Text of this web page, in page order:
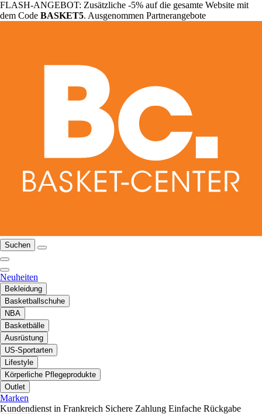
FLASH-ANGEBOT: Zusätzliche -5% auf die gesamte Website mit
dem Code BASKET5. Ausgenommen Partnerangebote
Suchen
Neuheiten
Bekleidung
Basketballschuhe
NBA
Basketbälle
Ausrüstung
US-Sportarten
Lifestyle
Körperliche Pflegeprodukte
Outlet
Marken
Kundendienst in Frankreich Sichere Zahlung Einfache Rückgabe